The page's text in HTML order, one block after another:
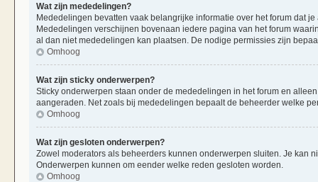
Wat zijn mededelingen?
Mededelingen bevatten vaak belangrijke informatie over het forum dat
Mededelingen verschijnen bovenaan iedere pagina van het forum
al dan niet mededelingen kan plaatsen. De nodige permissies zijn
Omhoog
Wat zijn sticky onderwerpen?
Sticky onderwerpen staan onder de mededelingen in het forum en
aangeraden. Net zoals bij mededelingen bepaalt de beheerder welke
Omhoog
Wat zijn gesloten onderwerpen?
Zowel moderators als beheerders kunnen onderwerpen sluiten. Je kan
Onderwerpen kunnen om eender welke reden gesloten worden.
Omhoog